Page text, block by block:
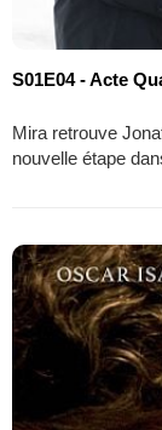
S01E04 - Acte
Mira retrouve
nouvelle étape